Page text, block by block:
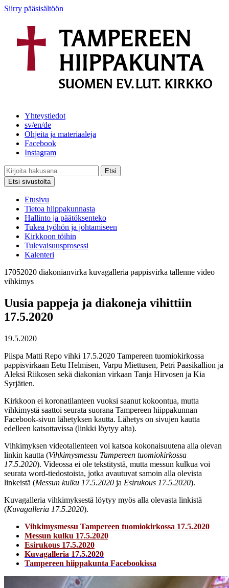
Siirry pääsisältöön
Yhteystiedot
sv/en/de
Ohjeita ja materiaaleja
Facebook
Instagram
Etsi
Etsi sivustolta
Etusivu
Tietoa hiippakunnasta
Hallinto ja päätöksenteko
Tukea työhön ja johtamiseen
Kirkkoon töihin
Tulevaisuusprosessi
Kalenteri
17052020 diakonianvirka kuvagalleria pappisvirka tallenne video
vihkimys
Uusia pappeja ja diakoneja vihittiin
17.5.2020
19.5.2020
Piispa Matti Repo vihki 17.5.2020 Tampereen tuomiokirkossa
pappisvirkaan Eetu Helmisen, Varpu Miettusen, Petri Paasikallion ja
Aleksi Riikosen sekä diakonian virkaan Tanja Hirvosen ja Kia
Syrjätien.
Kirkkoon ei koronatilanteen vuoksi saanut kokoontua, mutta
vihkimystä saattoi seurata suorana Tampereen hiippakunnan
Facebook-sivun lähetyksen kautta. Lähetys on sivujen kautta
edelleen katsottavissa (linkki löytyy alta).
Vihkimyksen videotallenteen voi katsoa kokonaisuutena alla olevan
linkin kautta (Vihkimysmessu Tampereen tuomiokirkossa
17.5.2020). Videossa ei ole tekstitystä, mutta messun kulkua voi
seurata word-tiedostoista, jotka avautuvat samoin alla olevista
linkeistä (Messun kulku 17.5.2020 ja Esirukous 17.5.2020).
Kuvagalleria vihkimyksestä löytyy myös alla olevasta linkistä
(Kuvagalleria 17.5.2020).
Vihkimysmessu Tampereen tuomiokirkossa 17.5.2020
Messun kulku 17.5.2020
Esirukous 17.5.2020
Kuvagalleria 17.5.2020
Tampereen hiippakunta Facebookissa